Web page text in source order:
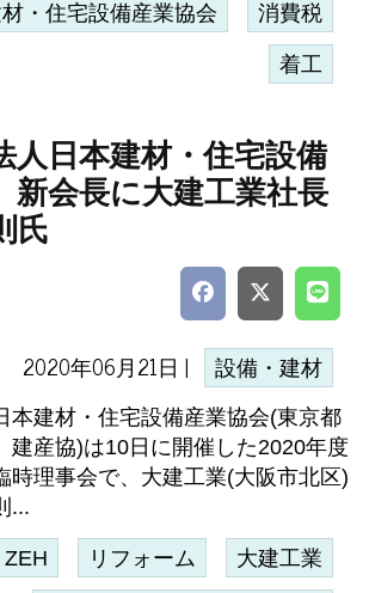
材・住宅設備産業協会 消費税
着工
人日本建材・住宅設備
新会長に大建工業社長
氏
2020年06月21日 | 設備・建材
本建材・住宅設備産業協会(東京都
建産協)は10日に開催した2020年度
時理事会で、大建工業(大阪市北区)
...
ZEH リフォーム 大建工業